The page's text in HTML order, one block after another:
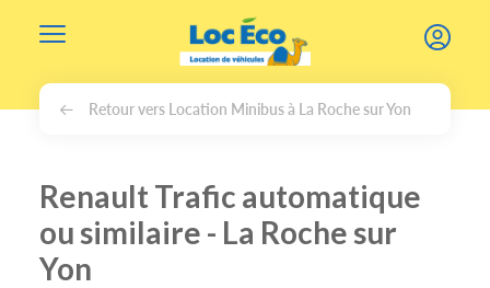
Retour vers Location Minibus à La Roche sur Yon
Renault Trafic automatique
ou similaire - La Roche sur
Yon